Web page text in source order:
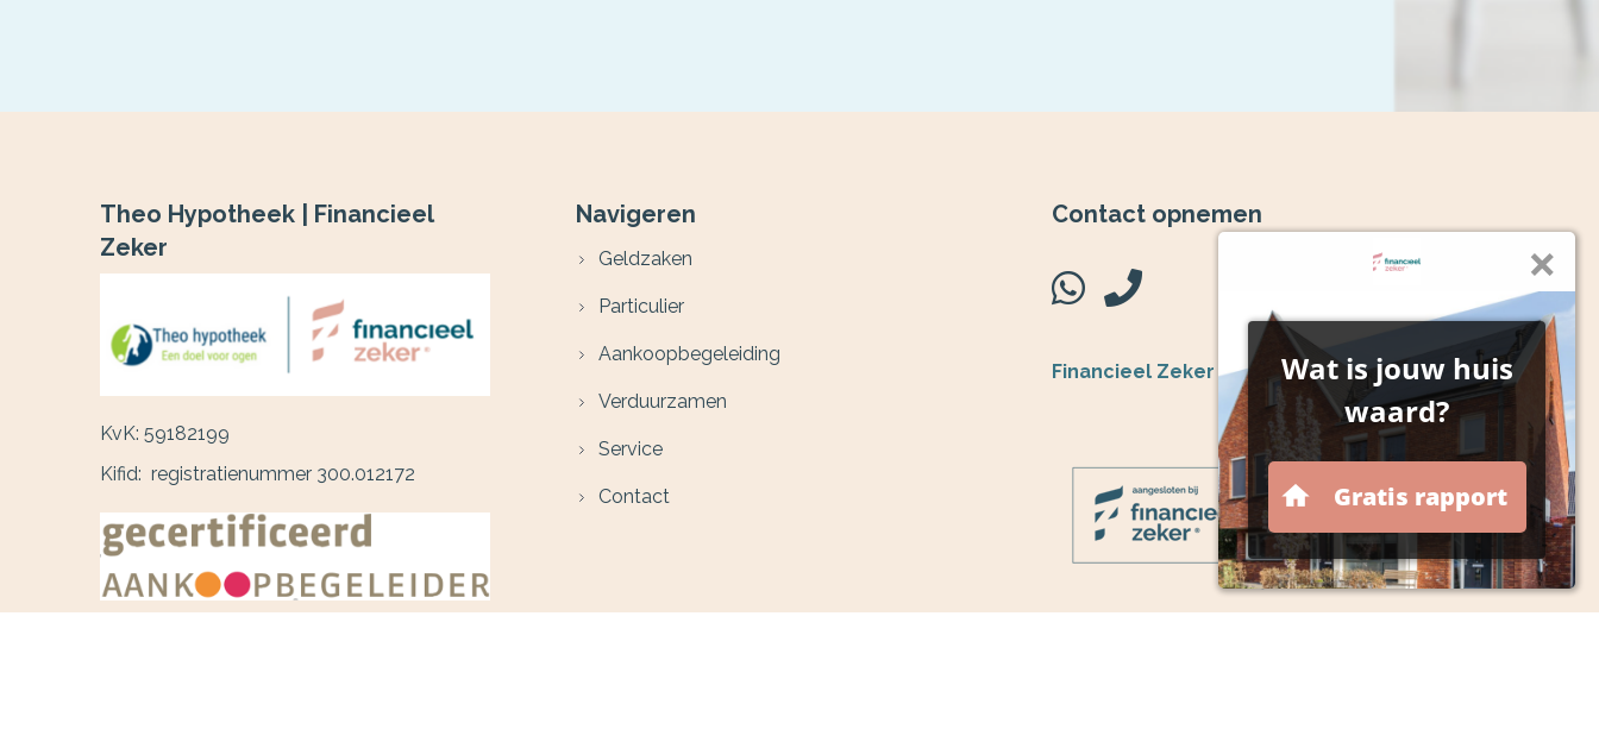
Theo Hypotheek | Financieel
Zeker
KvK: 59182199
Kifid: registratienummer 300.012172
Navigeren
Geldzaken
Particulier
Aankoopbegeleiding
Verduurzamen
Service
Contact
Contact opnemen
Financieel Zeker